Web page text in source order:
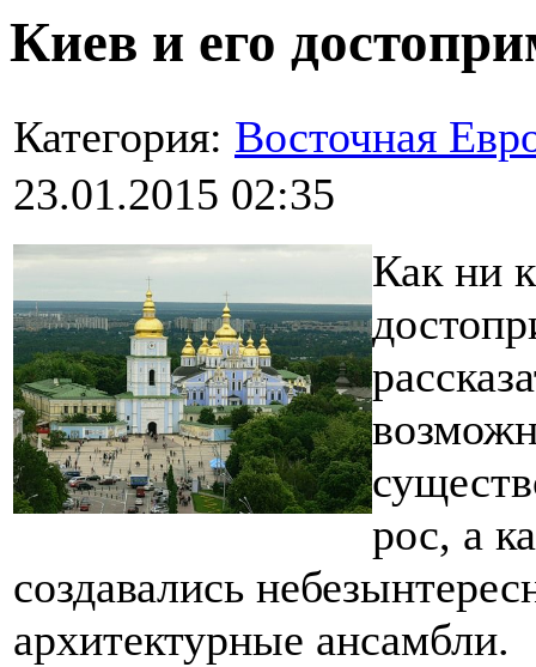
Киев и его
Категория: Восточная
23.01.2015 02:35
Как ни
рос, а
создавались
архитектурные ансамбли.